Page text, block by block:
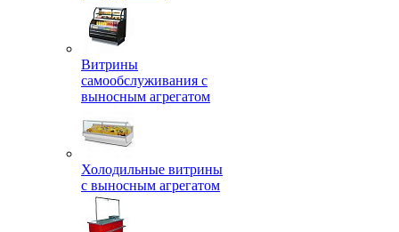
Витрины
самообслуживания с
выносным агрегатом
Холодильные витрины
с выносным агрегатом